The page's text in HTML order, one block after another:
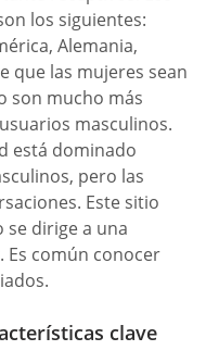
los siguientes:
Alemania,
que las mujeres sean
son mucho más
masculinos.
está dominado
pero las
Este sitio
se dirige a una
común conocer
clave